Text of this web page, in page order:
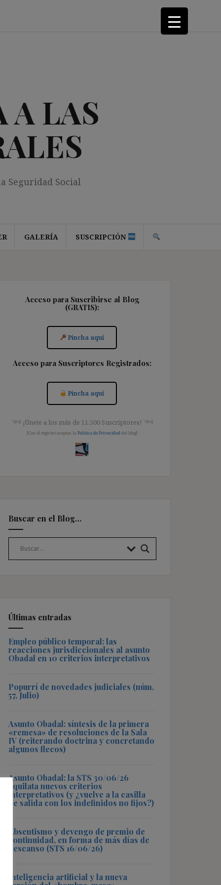
A LAS
Seguridad Social
GALERÍA SUSCRIPCIÓN
Acceso para Suscribirse al Blog
(GRATIS):
Pincha aquí
Acceso para Suscriptores Registrados:
Pincha aquí
༺ ¡Únete a los más de 11.500 Suscriptores! ༺
[Con el registro aceptas la Política de Privacidad del blog]
Buscar en el Blog…
Últimas entradas
Empleo público temporal: las
reacciones jurisdiccionales al asunto
Obadal en 10 criterios interpretativos
Popurrí de novedades judiciales (núm.
57, Julio)
Asunto Obadal: síntesis de la primera
«remesa» de resoluciones de la Sala
IV (reiterando doctrina y concretando
algunos flecos)
Asunto Obadal: la STS 30/06/26
aquilata nuevos criterios
interpretativos (y ¿vuelve a la casilla
de salida con los indefinidos no fijos?)
Absentismo y devengo de premio de
continuidad, en forma de más días de
descanso (STS 16/06/26)
Inteligencia artificial y la nueva